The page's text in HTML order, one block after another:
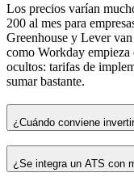
Los precios varían
200 al mes para
Greenhouse y Lever
como Workday empieza
ocultos: tarifas de
sumar bastante.
¿Cuándo conviene
¿Se integra un ATS con